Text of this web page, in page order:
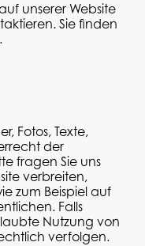
unserer Website
Sie finden
Fotos, Texte,
der
fragen Sie uns
verbreiten,
zum Beispiel auf
Falls
Nutzung von
verfolgen.